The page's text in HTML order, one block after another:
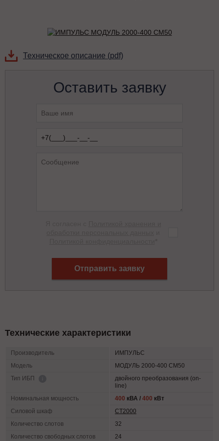
Техническое описание (pdf)
Оставить заявку
Отправить заявку
Технические характеристики
Производитель
ИМПУЛЬС
Модель
МОДУЛЬ 2000-400 СМ50
Тип ИБП
двойного преобразования (on-
line)
Номинальная мощность
400 кВА / 400 кВт
Силовой шкаф
СТ2000
Количество слотов
32
Количество свободных слотов
24